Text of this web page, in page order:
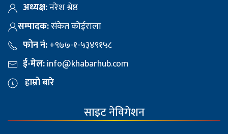
अध्यक्ष:नरेश श्रेष्ठ
सम्पादक:संकेत कोईराला
फोन नं:+९७७-१-५३४९१५८
ई-मेल:info@khabarhub.com
हाम्रो बारे
साइट नेविगेशन